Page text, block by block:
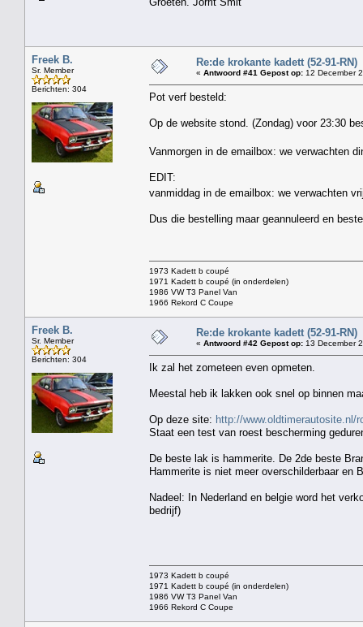
Freek B.
Sr. Member
Berichten: 304
Re:de krokante kadett (52-91-RN)
« Antwoord #41 Gepost op: 12 December
Pot verf besteld:
Op de website stond. (Zondag) voor 23:30
Vanmorgen in de emailbox: we verwachten
EDIT:
vanmiddag in de emailbox: we verwachten
Dus die bestelling maar geannuleerd en
1973 Kadett b coupé
1971 Kadett b coupé (in onderdelen)
1986 VW T3 Panel Van
1966 Rekord C Coupe
Freek B.
Sr. Member
Berichten: 304
Re:de krokante kadett (52-91-RN)
« Antwoord #42 Gepost op: 13 December
Ik zal het zometeen even opmeten.
Meestal heb ik lakken ook snel op binnen
Op deze site: http://www.oldtimerautosite.nl/
Staat een test van roest bescherming
De beste lak is hammerite. De 2de beste
Hammerite is niet meer overschilderbaar en
Nadeel: In Nederland en belgie word het
bedrijf)
1973 Kadett b coupé
1971 Kadett b coupé (in onderdelen)
1986 VW T3 Panel Van
1966 Rekord C Coupe